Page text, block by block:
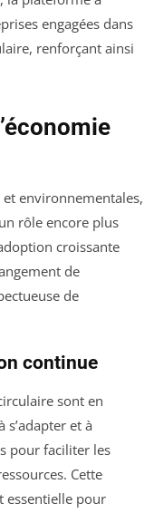
engagées dans
renforçant ainsi
et environnementales,
rôle encore plus
croissante
de
de
continue
sont en
et à
pour faciliter les
Cette
essentielle pour